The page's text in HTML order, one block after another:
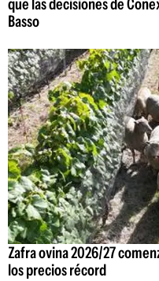
que las decisiones de
Basso
Zafra ovina 2026/27
los precios récord